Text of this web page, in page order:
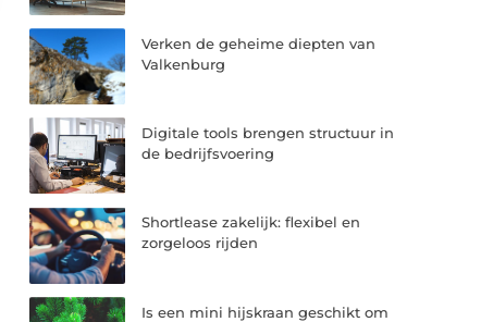
Verken de geheime diepten van
Valkenburg
Digitale tools brengen structuur in
de bedrijfsvoering
Shortlease zakelijk: flexibel en
zorgeloos rijden
Is een mini hijskraan geschikt om